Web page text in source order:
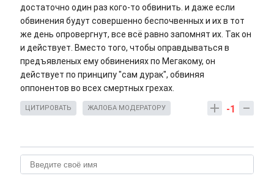
достаточно один раз кого-то обвинить. и даже если
обвинения будут совершенно беспочвенных и их в тот
же день опровергнут, все всё равно запомнят их. Так он
и действует. Вместо того, чтобы оправдываться в
предъявленых ему обвинениях по Мегакому, он
действует по принципу "сам дурак", обвиняя
оппонентов во всех смертных грехах.
-1
ЦИТИРОВАТЬ ЖАЛОБА МОДЕРАТОРУ